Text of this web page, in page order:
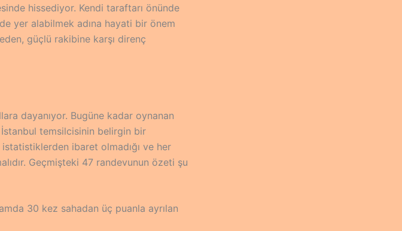
hissediyor. Kendi taraftarı önünde
yer alabilmek adına hayati bir önem
güçlü rakibine karşı direnç
dayanıyor. Bugüne kadar oynanan
temsilcisinin belirgin bir
ibaret olmadığı ve her
Geçmişteki 47 randevunun özeti şu
30 kez sahadan üç puanla ayrılan